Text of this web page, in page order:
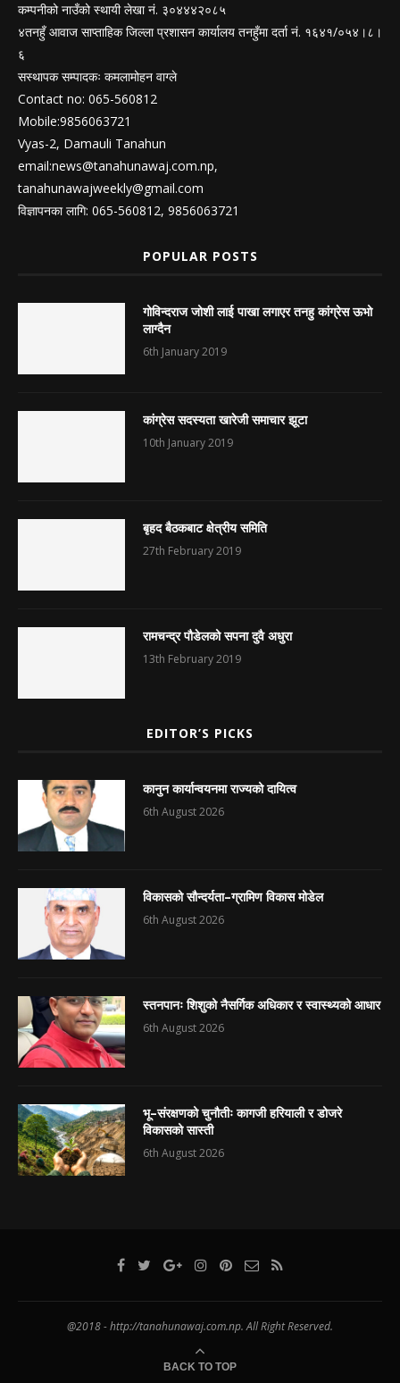
कम्पनीको नाउँको स्थायी लेखा नं. ३०४४४२०८५
४तनहुँ आवाज साप्ताहिक जिल्ला प्रशासन कार्यालय तनहुँमा दर्ता नं. १६४१/०५४।८।
६
सस्थापक सम्पादकः कमलामोहन वाग्ले
Contact no: 065-560812
Mobile:9856063721
Vyas-2, Damauli Tanahun
email:news@tanahunawaj.com.np,
tanahunawajweekly@gmail.com
विज्ञापनका लागि: 065-560812, 9856063721
POPULAR POSTS
गोविन्दराज जोशी लाई पाखा लगाएर तनहु कांग्रेस ऊभो
लाग्दैन
6th January 2019
कांग्रेस सदस्यता खारेजी समाचार झूटा
10th January 2019
बृहद बैठकबाट क्षेत्रीय समिति
27th February 2019
रामचन्द्र पौडेलको सपना दुवै अधुरा
13th February 2019
EDITOR’S PICKS
कानुन कार्यान्वयनमा राज्यको दायित्व
6th August 2026
विकासको सौन्दर्यता–ग्रामिण विकास मोडेल
6th August 2026
स्तनपानः शिशुको नैसर्गिक अधिकार र स्वास्थ्यको आधार
6th August 2026
भू–संरक्षणको चुनौतीः कागजी हरियाली र डोजरे
विकासको सास्ती
6th August 2026
@2018 - http://tanahunawaj.com.np. All Right Reserved.
BACK TO TOP